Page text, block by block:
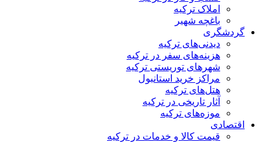
املاک ترکیه
باغچه شهیر
دیدنی‌های ترکیه
هزینه‌های سفر در ترکیه
شهرهای توریستی ترکیه
مراکز خرید استانبول
هتل‌های ترکیه
آثار تاریخی در ترکیه
موزه‌های ترکیه
قیمت کالا و خدمات در ترکیه